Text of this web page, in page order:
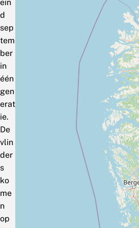
ein
d
sep
tem
ber
in
één
gen
erat
ie.
De
vlin
der
s
ko
me
n
op